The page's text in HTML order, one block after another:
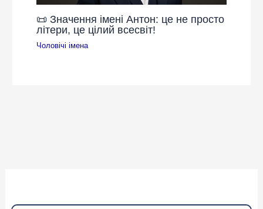
📜 Значення імені Антон: це не просто
літери, це цілий всесвіт!
Чоловічі імена